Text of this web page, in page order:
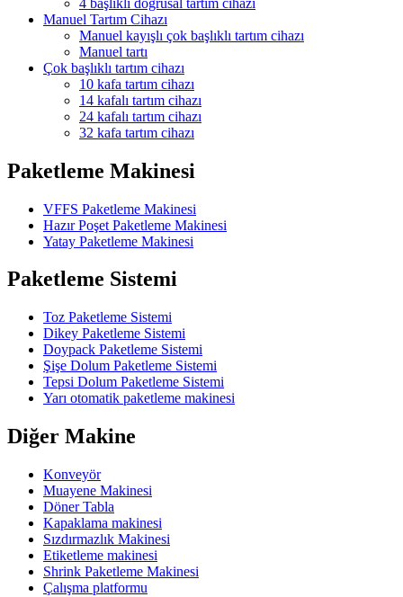
Manuel Tartım Cihazı
Manuel kayışlı çok başlıklı tartım cihazı
Manuel tartı
Çok başlıklı tartım cihazı
10 kafa tartım cihazı
14 kafalı tartım cihazı
24 kafalı tartım cihazı
32 kafa tartım cihazı
Paketleme Makinesi
VFFS Paketleme Makinesi
Hazır Poşet Paketleme Makinesi
Yatay Paketleme Makinesi
Paketleme Sistemi
Toz Paketleme Sistemi
Dikey Paketleme Sistemi
Doypack Paketleme Sistemi
Şişe Dolum Paketleme Sistemi
Tepsi Dolum Paketleme Sistemi
Yarı otomatik paketleme makinesi
Diğer Makine
Konveyör
Muayene Makinesi
Döner Tabla
Kapaklama makinesi
Sızdırmazlık Makinesi
Etiketleme makinesi
Shrink Paketleme Makinesi
Çalışma platformu